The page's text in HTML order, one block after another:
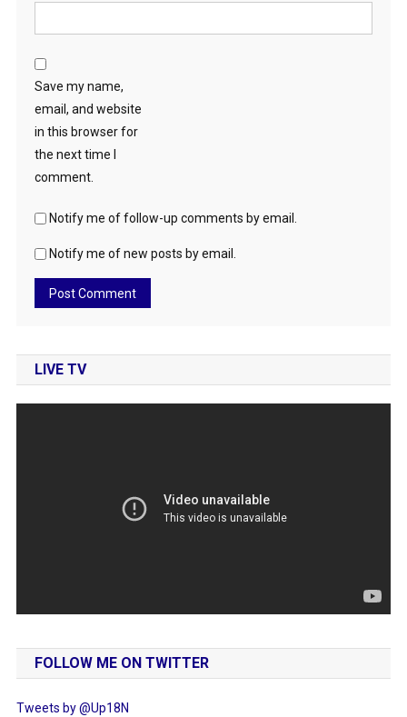
Save my name,
email, and website
in this browser for
the next time I
comment.
Notify me of follow-up comments by email.
Notify me of new posts by email.
LIVE TV
FOLLOW ME ON TWITTER
Tweets by @Up18N